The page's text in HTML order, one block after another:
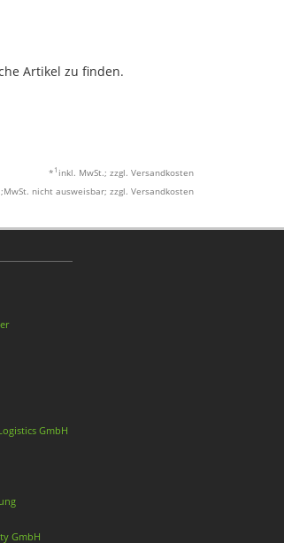
Artikel zu finden.
* 1 inkl. MwSt.; zzgl. Versandkosten
nicht ausweisbar; zzgl. Versandkosten
GmbH
GmbH